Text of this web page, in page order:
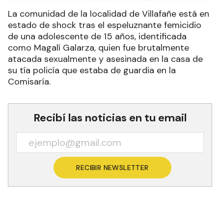
La comunidad de la localidad de Villafañe está en
estado de shock tras el espeluznante femicidio
de una adolescente de 15 años, identificada
como Magalí Galarza, quien fue brutalmente
atacada sexualmente y asesinada en la casa de
su tía policía que estaba de guardia en la
Comisaría.
Recibí las noticias en tu email
RECIBIR NEWSLETTER